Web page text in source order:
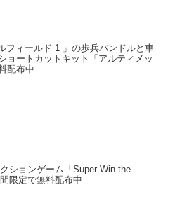
フィールド 1 」の歩兵バンドルと車
ョートカットキット「アルティメッ
配布中
ションゲーム「Super Win the
限定で無料配布中